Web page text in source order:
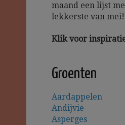
maand een lijst
lekkerste van mei!
Klik voor
Groenten
Aardappelen
Andijvie
Asperges